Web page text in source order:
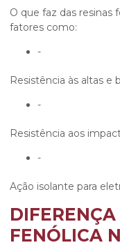
O que faz das resinas
fatores como:
-
Resistência às altas e
-
Resistência aos
-
Ação isolante para
FENÓLICA